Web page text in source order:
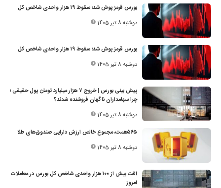
بورس قرمز پوش شد؛ سقوط ۱۹ هزار واحدی شاخص کل
دوشنبه 8 تیر 1405
بورس قرمز پوش شد؛ سقوط ۱۹ هزار واحدی شاخص کل
دوشنبه 8 تیر 1405
پیش بینی بورس | خروج ۷ هزار میلیارد تومان پول حقیقی ؛
چرا سهامداران ناگهان فروشنده شدند؟
دوشنبه 8 تیر 1405
۵۶۵همت، مجموع خالص ارزش دارایی صندوق‌های طلا
دوشنبه 8 تیر 1405
افت بیش از ۱۰۰ هزار واحدی شاخص کل بورس در معاملات
امروز